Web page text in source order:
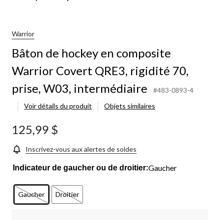
Warrior
Bâton de hockey en composite
Warrior Covert QRE3, rigidité 70,
prise, W03, intermédiaire
#483-0893-4
Voir détails du produit
Objets similaires
125,99 $
Inscrivez-vous aux alertes de soldes
Indicateur de gaucher ou de droitier:Gaucher
Gaucher Droitier